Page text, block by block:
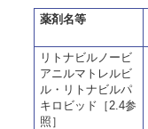
薬剤名等
リトナビルノービ
アニルマトレルビ
ル・リトナビルパ
キロビッド［2.4参
照］